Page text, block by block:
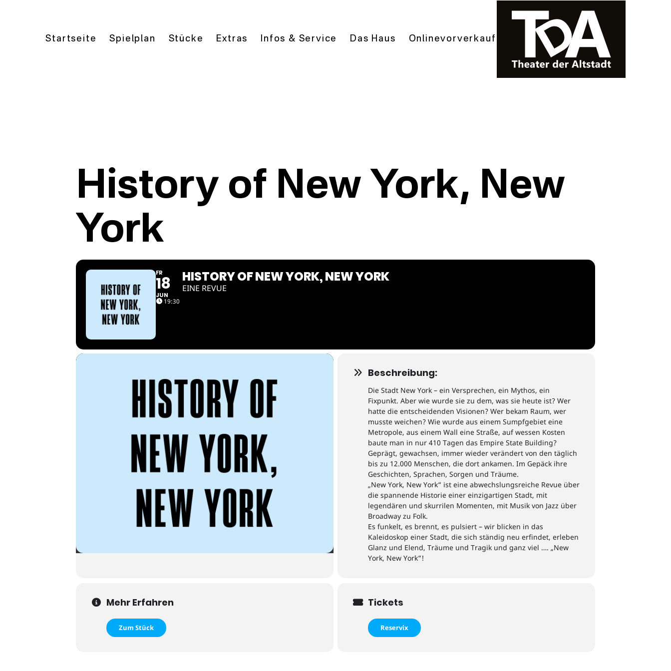
Startseite Spielplan Stücke Extras Infos & Service Das Haus Onlinevorverkauf
History of New York, New
York
FR
18
JUN
19:30
HISTORY OF NEW YORK, NEW YORK
EINE REVUE
Beschreibung:
Die Stadt New York – ein Versprechen, ein Mythos, ein
Fixpunkt. Aber wie wurde sie zu dem, was sie heute ist? Wer
hatte die entscheidenden Visionen? Wer bekam Raum, wer
musste weichen? Wie wurde aus einem Sumpfgebiet eine
Metropole, aus einem Wall eine Straße, auf wessen Kosten
baute man in nur 410 Tagen das Empire State Building?
Geprägt, gewachsen, immer wieder verändert von den täglich
bis zu 12.000 Menschen, die dort ankamen. Im Gepäck ihre
Geschichten, Sprachen, Sorgen und Träume.
„New York, New York“ ist eine abwechslungsreiche Revue über
die spannende Historie einer einzigartigen Stadt, mit
legendären und skurrilen Momenten, mit Musik von Jazz über
Broadway zu Folk.
Es funkelt, es brennt, es pulsiert – wir blicken in das
Kaleidoskop einer Stadt, die sich ständig neu erfindet, erleben
Glanz und Elend, Träume und Tragik und ganz viel …. „New
York, New York“!
Mehr Erfahren
Zum Stück
Tickets
Reservix